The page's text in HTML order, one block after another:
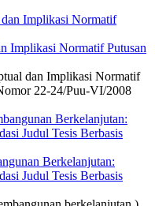
Implikasi Normatif Putusan
dan Implikasi Normatif
22-24/Puu-VI/2008
Berkelanjutan:
Judul Tesis Berbasis